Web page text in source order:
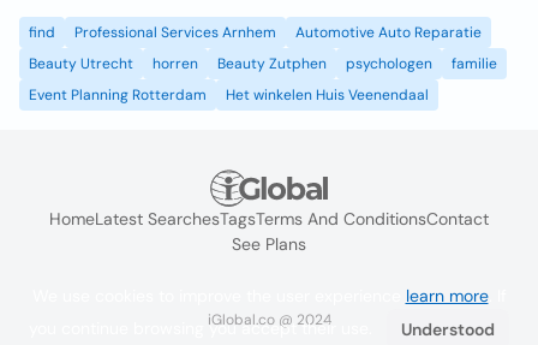
find Professional Services Arnhem
Automotive Auto Reparatie
Beauty Utrecht
horren Beauty Zutphen psychologen
familie
Event Planning Rotterdam
Het winkelen Huis Veenendaal
HomeLatest SearchesTagsTerms And ConditionsContact
See Plans
iGlobal.co @ 2024
learn more. If
you continue browsing you accept their use.
Understood